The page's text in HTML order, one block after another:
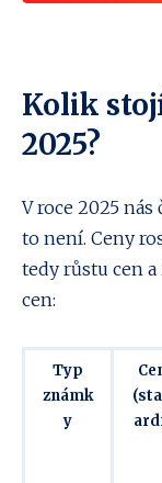
Kolik
2025?
V roce 2025 nás
to není. Ceny
tedy růstu cen
cen:
Typ
známk
y